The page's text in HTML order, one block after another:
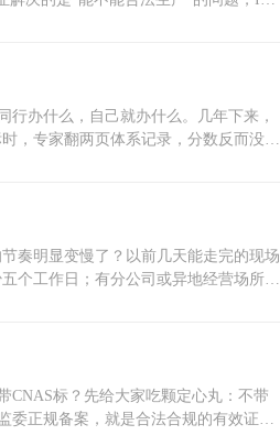
。没演练过的方案，效果是未知的。真
肉记忆的流程才靠得住。和应急预案的
是特定场景。ISO 22301是一套管理体
管理体系，它的供应链审核里往往会出
恢复能力。这不是额外要求，是基本的
供应链的稳定性，如果核心供应商没有
能不能活下来。核心业务能否在设定时
否经过验证，联系方式是否在人员变动
一旦触发中断场景，就是能不能守住
可查、出偏差能纠、纠完能改。做认证
，做到的都要有记录。 那到底哪些业
楚了。第一，你的客户是谁？ 如果面
什么产品？ 预制菜、冷链即食、婴幼
队会查看你的危害分析记录、关键控制
些材料恰恰是ISO 22000日常运行中就
何一类方向，最好提前规划。获证的周
时间永远不够。一句话总结：客户是
市场不讲情面，只讲规则。
行办什么，自己就办什么。几年下来，
，专家翻两页体系记录，分数反而没多
起核查ISO 45001：保证员工健康安全
的产品、环境、人，是进入主流供应
入场资格。不能保证100%中标，但没
20000（IT服务管理）——证明交付流
品全生命周期的安全性和合规
——证明从研发到上市后的风险管控能
奏明显变慢了？以前几天能走完的现场
个工作日；有分公司或异地经营场所
间隔多久、单场所最低审几天、多场所
去靠“灵活处理”的空间，现在彻底堵死
一条。 一阶段到二阶段至少隔五个工
CNAS标？先给大家吃颗定心丸：不带
委正规备案，就是合法合规的有效证